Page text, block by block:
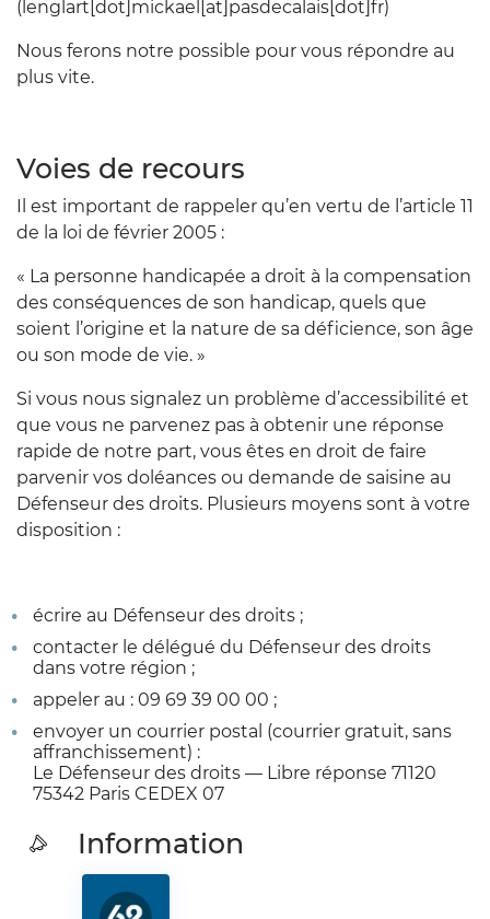
(lenglart[dot]mickael[at]pasdecalais[dot]fr)
Nous ferons notre possible pour vous répondre au
plus vite.
Voies de recours
Il est important de rappeler qu’en vertu de l’article 11
de la loi de février 2005 :
« La personne handicapée a droit à la compensation
des conséquences de son handicap, quels que
soient l’origine et la nature de sa déficience, son âge
ou son mode de vie. »
Si vous nous signalez un problème d’accessibilité et
que vous ne parvenez pas à obtenir une réponse
rapide de notre part, vous êtes en droit de faire
parvenir vos doléances ou demande de saisine au
Défenseur des droits. Plusieurs moyens sont à votre
disposition :
écrire au Défenseur des droits ;
contacter le délégué du Défenseur des droits
dans votre région ;
appeler au : 09 69 39 00 00 ;
envoyer un courrier postal (courrier gratuit, sans
affranchissement) :
Le Défenseur des droits — Libre réponse 71120
75342 Paris CEDEX 07
Information